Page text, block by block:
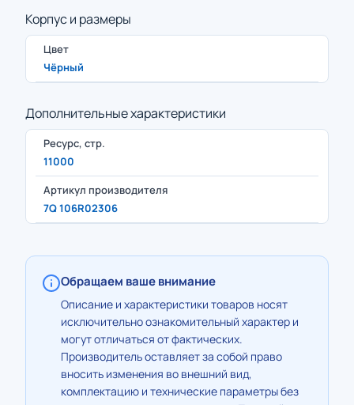
Корпус и размеры
Цвет
Чёрный
Дополнительные характеристики
Ресурс, стр.
11000
Артикул производителя
7Q 106R02306
Обращаем ваше внимание
Описание и характеристики товаров носят
исключительно ознакомительный характер и
могут отличаться от фактических.
Производитель оставляет за собой право
вносить изменения во внешний вид,
комплектацию и технические параметры без